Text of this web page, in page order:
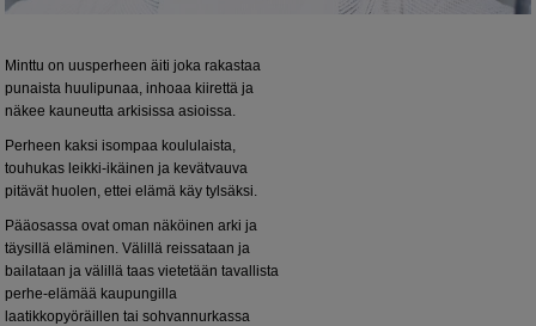
Minttu on uusperheen äiti joka rakastaa
punaista huulipunaa, inhoaa kiirettä ja
näkee kauneutta arkisissa asioissa.
Perheen kaksi isompaa koululaista,
touhukas leikki-ikäinen ja kevätvauva
pitävät huolen, ettei elämä käy tylsäksi.
Pääosassa ovat oman näköinen arki ja
täysillä eläminen. Välillä reissataan ja
bailataan ja välillä taas vietetään tavallista
perhe-elämää kaupungilla
laatikkopyöräillen tai sohvannurkassa